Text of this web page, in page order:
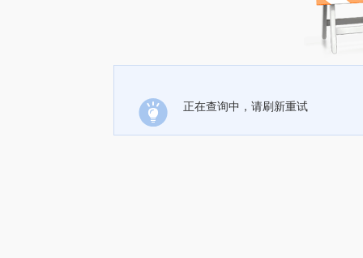
正在查询中，请刷新重试